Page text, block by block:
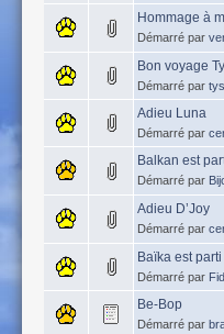
Hommage à
Démarré par
Bon voyage
Démarré par
Adieu Luna
Démarré par
Balkan est
Démarré par
Adieu D’Joy
Démarré par
Baïka est parti
Démarré par
Be-Bop
Démarré par